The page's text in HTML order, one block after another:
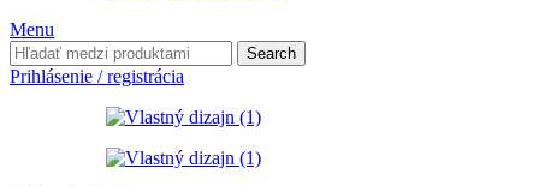
Menu
Search
Prihlásenie / registrácia